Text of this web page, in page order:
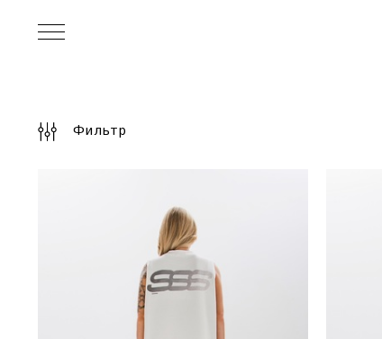
Фильтр